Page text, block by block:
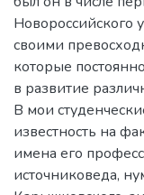
Новороссийского
своими
которые
в развитие
В мои
известность на
имена его
источниковеда,